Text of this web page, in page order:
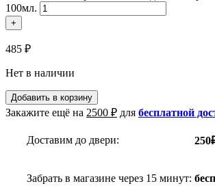
100мл.
+
485 ₽
Нет в наличии
Добавить в корзину
Закажите ещё на 2500 ₽ для бесплатной
Доставим до двери:
Забрать в магазине через 15 минут: